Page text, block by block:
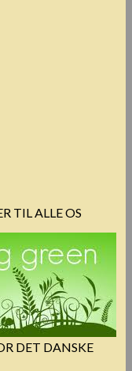
TIL ALLE OS
DET DANSKE